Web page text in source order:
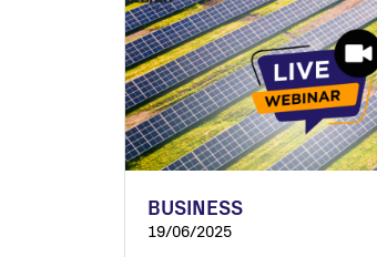
BUSINESS
19/06/2025